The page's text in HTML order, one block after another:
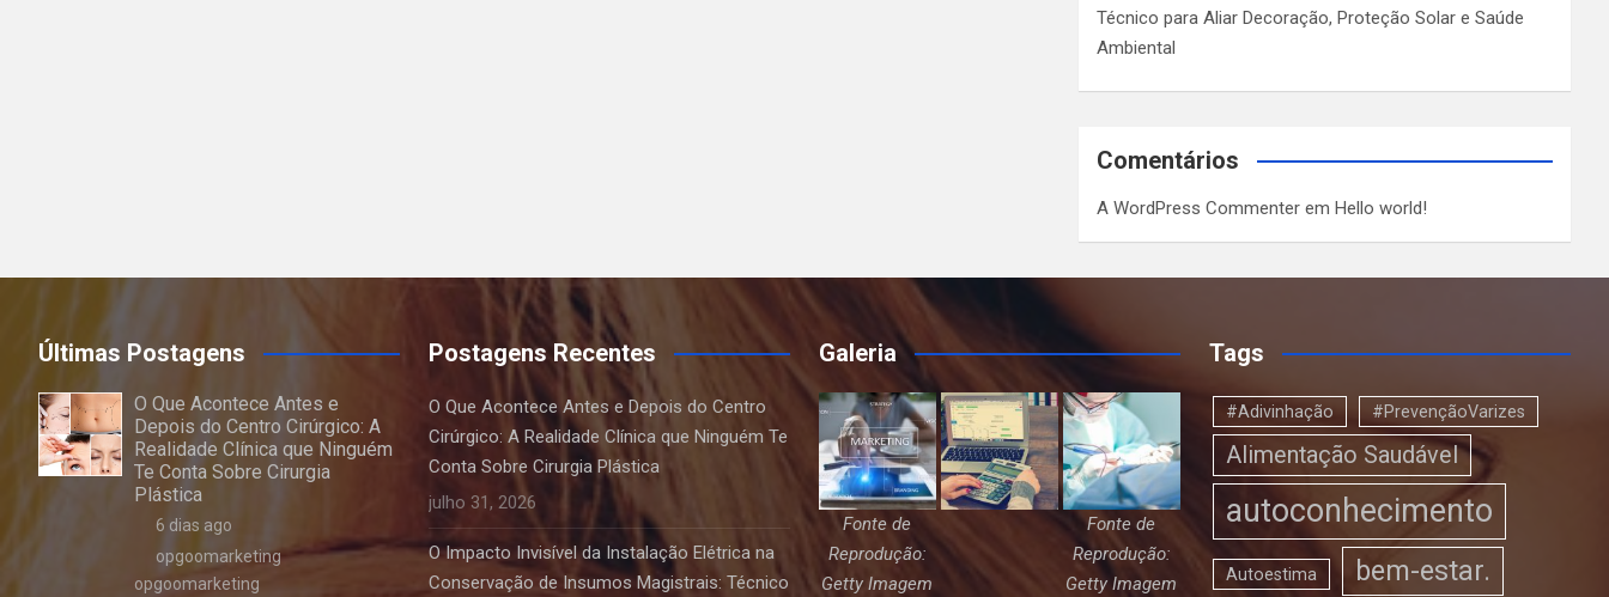
Técnico para Aliar Decoração, Proteção Solar e Saúde
Ambiental
Comentários
A WordPress Commenter emHello world!
Últimas Postagens
O Que Acontece Antes e
Depois do Centro Cirúrgico: A
Realidade Clínica que Ninguém
Te Conta Sobre Cirurgia
Plástica
6 dias ago
opgoomarketing
opgoomarketing
Postagens Recentes
O Que Acontece Antes e Depois do Centro
Cirúrgico: A Realidade Clínica que Ninguém Te
Conta Sobre Cirurgia Plástica
julho 31, 2026
O Impacto Invisível da Instalação Elétrica na
Conservação de Insumos Magistrais: Técnico
Galeria
Fonte de
Reprodução:
Getty Imagem
Fonte de
Reprodução:
Getty Imagem
Tags
#Adivinhação #PrevençãoVarizes
Alimentação Saudável
autoconhecimento
Autoestima bem-estar.